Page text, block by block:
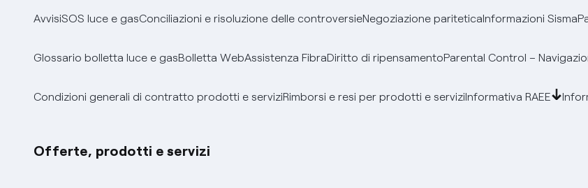
AvvisiSOS luce e gasConciliazioni e risoluzione delle controversieNegoziazione pariteticaInformazioni Sisma
Glossario bolletta luce e gasBolletta WebAssistenza FibraDiritto di ripensamentoParental Control –
Condizioni generali di contratto prodotti e serviziRimborsi e resi per prodotti e serviziInformativa RAEE
Offerte, prodotti e servizi